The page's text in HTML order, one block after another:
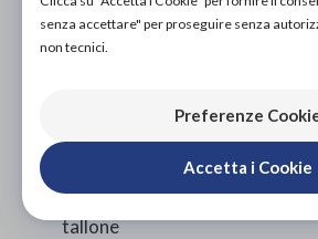
Tomaia semi elastica
tessuto a tripla tramatura
Chiusura con elastico a cursore
ancoraggio
Contrafforte semirigido
Shank esterno semirigido per
tallone
senza accettare" per proseguire senza
non tecnici.
Preferenze
Accetta i Cookie